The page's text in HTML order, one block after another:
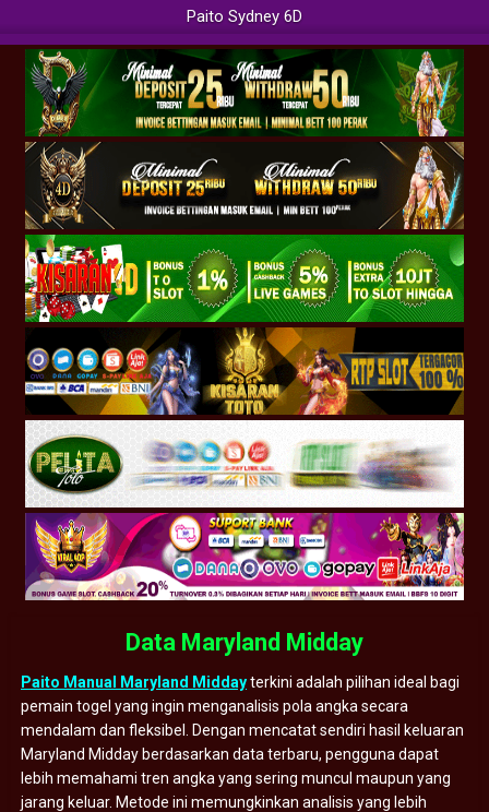
Paito Sydney 6D
Data Maryland Midday
Paito Manual Maryland Middayterkini adalah pilihan ideal bagi
pemain togel yang ingin menganalisis pola angka secara
mendalam dan fleksibel. Dengan mencatat sendiri hasil keluaran
Maryland Midday berdasarkan data terbaru, pengguna dapat
lebih memahami tren angka yang sering muncul maupun yang
jarang keluar. Metode ini memungkinkan analisis yang lebih